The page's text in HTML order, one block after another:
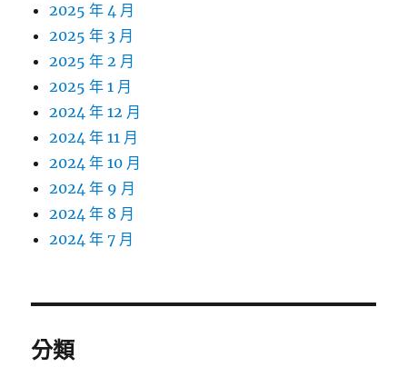
2025 年 4 月
2025 年 3 月
2025 年 2 月
2025 年 1 月
2024 年 12 月
2024 年 11 月
2024 年 10 月
2024 年 9 月
2024 年 8 月
2024 年 7 月
分類